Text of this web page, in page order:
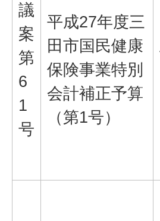
議
案
第
6
1
号
平成27年度三
田市国民健康
保険事業特別
会計補正予算
（第1号）